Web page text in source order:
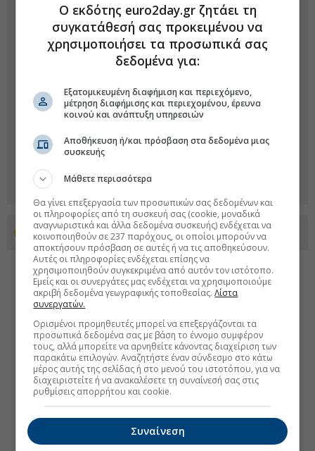
Προσθέστε το euro2day.gr στο Discover
Ο εκδότης euro2day.gr ζητάει τη
συγκατάθεσή σας προκειμένου να
χρησιμοποιήσει τα προσωπικά σας
δεδομένα για:
Εξατομικευμένη διαφήμιση και περιεχόμενο,
μέτρηση διαφήμισης και περιεχομένου, έρευνα
κοινού και ανάπτυξη υπηρεσιών
Αποθήκευση ή/και πρόσβαση στα δεδομένα μιας
συσκευής
Μάθετε περισσότερα
Θα γίνει επεξεργασία των προσωπικών σας δεδομένων και
οι πληροφορίες από τη συσκευή σας (cookie, μοναδικά
αναγνωριστικά και άλλα δεδομένα συσκευής) ενδέχεται να
κοινοποιηθούν σε 237 παρόχους, οι οποίοι μπορούν να
αποκτήσουν πρόσβαση σε αυτές ή να τις αποθηκεύσουν.
Αυτές οι πληροφορίες ενδέχεται επίσης να
χρησιμοποιηθούν συγκεκριμένα από αυτόν τον ιστότοπο.
Εμείς και οι συνεργάτες μας ενδέχεται να χρησιμοποιούμε
ακριβή δεδομένα γεωγραφικής τοποθεσίας.Λίστα
συνεργατών.
Ορισμένοι προμηθευτές μπορεί να επεξεργάζονται τα
προσωπικά δεδομένα σας με βάση το έννομο συμφέρον
τους, αλλά μπορείτε να αρνηθείτε κάνοντας διαχείριση των
παρακάτω επιλογών. Αναζητήστε έναν σύνδεσμο στο κάτω
μέρος αυτής της σελίδας ή στο μενού του ιστοτόπου, για να
διαχειριστείτε ή να ανακαλέσετε τη συναίνεσή σας στις
ρυθμίσεις απορρήτου και cookie.
Συναίνεση